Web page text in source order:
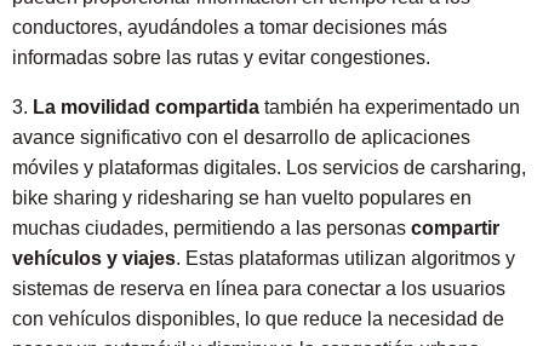
conductores, ayudándoles a tomar decisiones más
informadas sobre las rutas y evitar congestiones.
3. La movilidad compartida también ha experimentado un
avance significativo con el desarrollo de aplicaciones
móviles y plataformas digitales. Los servicios de carsharing,
bike sharing y ridesharing se han vuelto populares en
muchas ciudades, permitiendo a las personas compartir
vehículos y viajes. Estas plataformas utilizan algoritmos y
sistemas de reserva en línea para conectar a los usuarios
con vehículos disponibles, lo que reduce la necesidad de